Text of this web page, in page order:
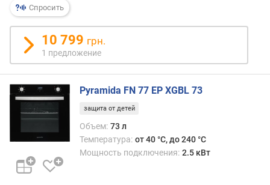
о
г
х
е
ш
е
в
ы
м
п
Спросить
10 799 грн.
1 предложение
Pyramida FN 77 EP XGBL 73
защита от детей
Объем: 73 л
Температура: от 40 °C, до 240 °C
Мощность подключения: 2.5 кВт